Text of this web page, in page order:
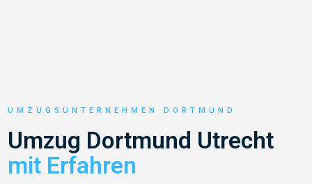
UMZUGSUNTERNEHMEN DORTMUND
Umzug Dortmund Utrecht
mit Erfahren